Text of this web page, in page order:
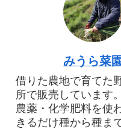
みうら菜園
借りた農地で育てた
所で販売しています。
農薬・化学肥料を使
きるだけ種から種ま